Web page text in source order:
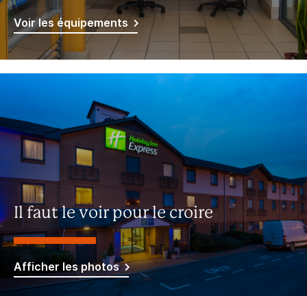
Voir les équipements
Il faut le voir pour le croire
Afficher les photos